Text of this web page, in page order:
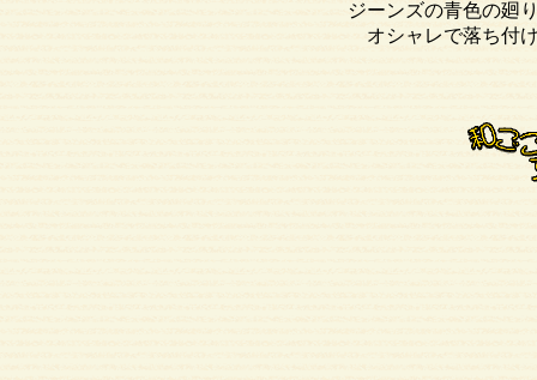
ジーンズの青色の廻
オシャレで落ち付